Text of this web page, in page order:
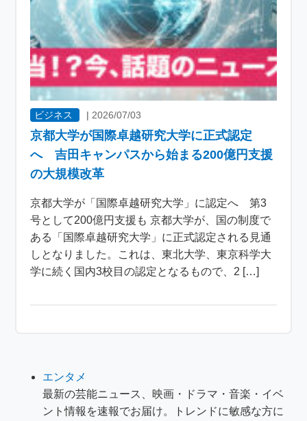
ビジネス | 2026/07/03
京都大学が国際卓越研究大学に正式認定
へ 吉田キャンパスから始まる200億円支援
の大規模改革
京都大学が「国際卓越研究大学」に認定へ 第3
号として200億円支援も 京都大学が、国の制度で
ある「国際卓越研究大学」に正式認定される見通
しとなりました。これは、東北大学、東京科学大
学に続く国内3校目の認定となるもので、2 […]
エンタメ
最新の芸能ニュース、映画・ドラマ・音楽・イベ
ント情報を速報でお届け。トレンドに敏感な方に